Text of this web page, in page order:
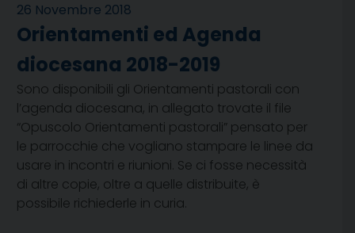
26 Novembre 2018
Orientamenti ed Agenda
diocesana 2018-2019
Sono disponibili gli Orientamenti pastorali con
l’agenda diocesana, in allegato trovate il file
“Opuscolo Orientamenti pastorali” pensato per
le parrocchie che vogliano stampare le linee da
usare in incontri e riunioni. Se ci fosse necessità
di altre copie, oltre a quelle distribuite, è
possibile richiederle in curia.